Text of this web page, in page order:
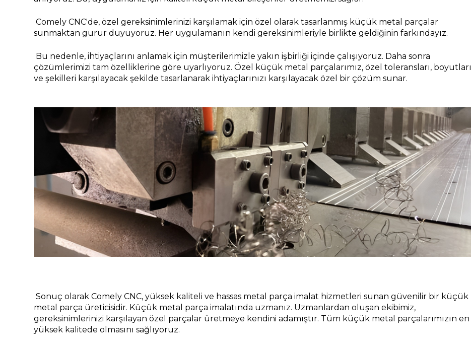
Comely CNC'de, özel gereksinimlerinizi karşılamak için özel olarak tasarlanmış küçük metal parçalar
sunmaktan gurur duyuyoruz. Her uygulamanın kendi gereksinimleriyle birlikte geldiğinin farkındayız.
Bu nedenle, ihtiyaçlarını anlamak için müşterilerimizle yakın işbirliği içinde çalışıyoruz. Daha sonra
çözümlerimizi tam özelliklerine göre uyarlıyoruz. Özel küçük metal parçalarımız, özel toleransları, boyutları
ve şekilleri karşılayacak şekilde tasarlanarak ihtiyaçlarınızı karşılayacak özel bir çözüm sunar.
Sonuç olarak Comely CNC, yüksek kaliteli ve hassas metal parça imalat hizmetleri sunan güvenilir bir küçük
metal parça üreticisidir. Küçük metal parça imalatında uzmanız. Uzmanlardan oluşan ekibimiz,
gereksinimlerinizi karşılayan özel parçalar üretmeye kendini adamıştır. Tüm küçük metal parçalarımızın en
yüksek kalitede olmasını sağlıyoruz.